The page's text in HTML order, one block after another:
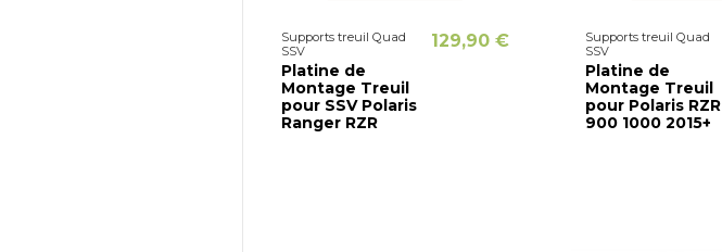
Supports treuil Quad
SSV
Platine de
Montage Treuil
pour SSV Polaris
Ranger RZR
129,90 €
Supports treuil Quad
SSV
Platine de
Montage Treuil
pour Polaris RZR
900 1000 2015+